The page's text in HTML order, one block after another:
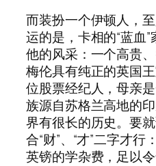
而装扮一个伊顿人，
运的是，卡相的“蓝血
他的风采：一个高贵
梅伦具有纯正的英国
位股票经纪人，母亲
族源自苏格兰高地的
界有很长的历史。要
合“财”、“才”二字才
英镑的学杂费，足以